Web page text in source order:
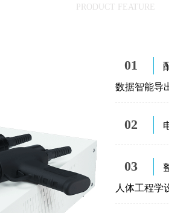
PRODUCT FEATURE
01
数据智能导
02
03
人体工程学